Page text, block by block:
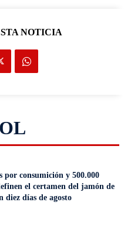
NOTICIA
por consumición y 500.000
el certamen del jamón de
diez días de agosto